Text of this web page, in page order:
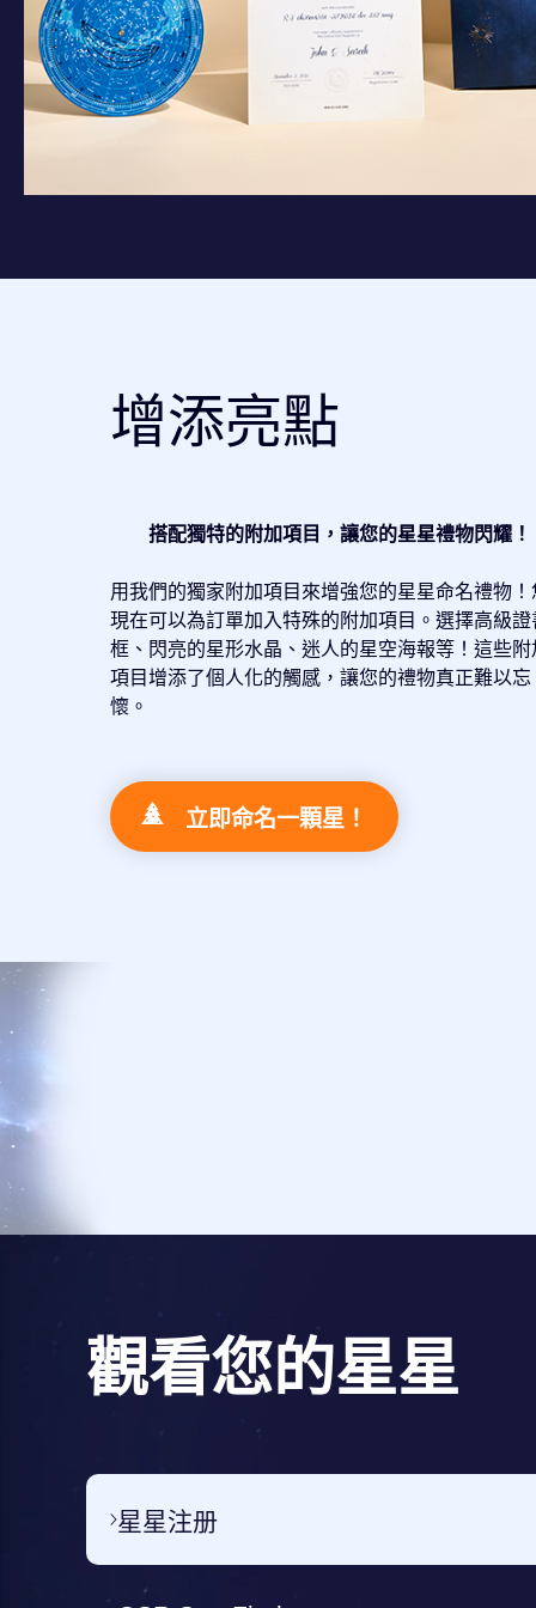
增添亮點
搭配獨特的附加項目，讓您的星星禮物閃耀！
用我們的獨家附加項目來增強您的星星命名禮物！
現在可以為訂單加入特殊的附加項目。選擇高級證
框、閃亮的星形水晶、迷人的星空海報等！這些附
項目增添了個人化的觸感，讓您的禮物真正難以忘
懷。
立即命名一顆星！
觀看您的星星
星星注册